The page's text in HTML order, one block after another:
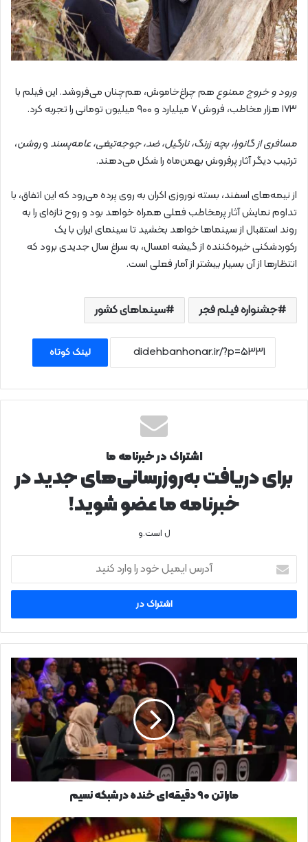
ورود و خروج ممنوعهم چراغ‌خاموش، هم‌چنان می‌فروشد. این فیلم با
۱۷۳ هزار مخاطب، فروش ۷ میلیارد و ۹۰۰ میلیون تومانی را تجربه کرد.
مسافری از گانورا، بچه زرنگ، نارگیل، ضد، جوجه‌تیغی، عامه‌پسند وروشن،
ترتیب دیگر آثار پرفروش بهمن‌ماه را شکل می‌دهند.
از نیمه‌های اسفند، بسته نوروزی اکران به روی پرده می‌رود که این اتفاق، با
تداوم نمایش آثار پرمخاطب فعلی همراه خواهد بود و روح تازه‌ای را به
روند استقبال از سینماها خواهد بخشید تا سینمای ایران با یک
رکوردشکنی خیره‌کننده از گیشه امسال، به سراغ سال جدیدی برود که
انتظارها از آن بسیار بیشتر از آمار فعلی است.
جشنواره فیلم فجر سینماهای کشور
لینک کوتاه
اشتراک در خبرنامه ما
برای دریافت به‌روزرسانی‌های جدید در
خبرنامه ما عضو شوید!
ل است.و
آدرس
ایمیل
خود
وارد
کنید
ماراتن
۹۰
دقیقه‌ای
خنده
در
شبکه
نسیم
ماراتن ۹۰ دقیقه‌ای خنده در شبکه نسیم
تلویزیون
امروز